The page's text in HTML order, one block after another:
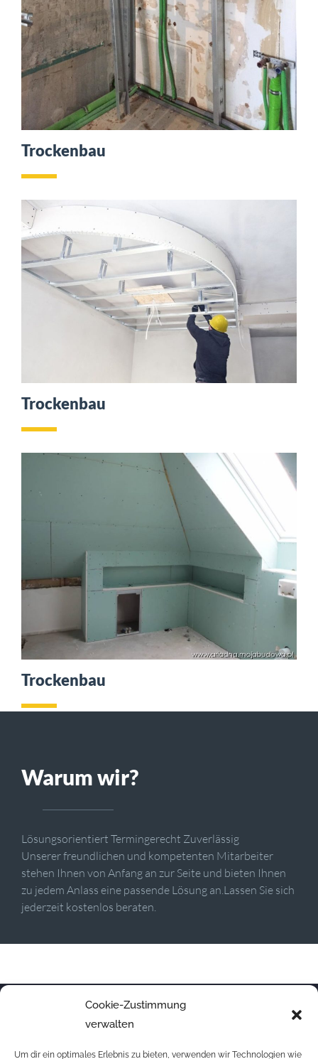
Cookie-Zustimmung
verwalten
Um dir ein optimales Erlebnis zu bieten, verwenden wir Technologien wie
Trockenbau
Trockenbau
Trockenbau
Warum wir?
Lösungsorientiert Termingerecht Zuverlässig
Unserer freundlichen und kompetenten Mitarbeiter
stehen Ihnen von Anfang an zur Seite und bieten Ihnen
zu jedem Anlass eine passende Lösung an.Lassen Sie sich
jederzeit kostenlos beraten.